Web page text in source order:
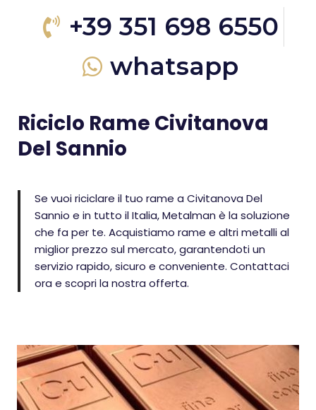
+39 351 698 6550
whatsapp
Riciclo Rame Civitanova
Del Sannio
Se vuoi riciclare il tuo rame a Civitanova Del
Sannio e in tutto il Italia, Metalman è la soluzione
che fa per te. Acquistiamo rame e altri metalli al
miglior prezzo sul mercato, garantendoti un
servizio rapido, sicuro e conveniente. Contattaci
ora e scopri la nostra offerta.